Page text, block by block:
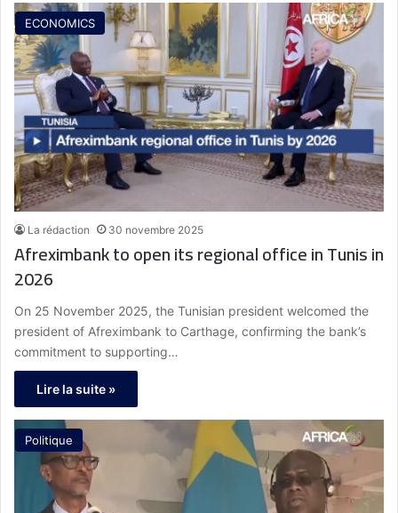
ECONOMICS
La rédaction 30 novembre 2025
Afreximbank to open its regional office in Tunis in
2026
On 25 November 2025, the Tunisian president welcomed the
president of Afreximbank to Carthage, confirming the bank’s
commitment to supporting…
Lire la suite »
Politique